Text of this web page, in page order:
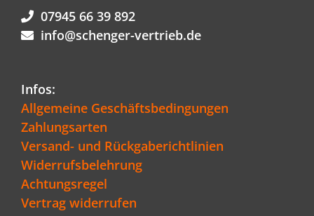
07945 66 39 892
info@schenger-vertrieb.de
Infos:
Allgemeine Geschäftsbedingungen
Zahlungsarten
Versand- und Rückgaberichtlinien
Widerrufsbelehrung
Achtungsregel
Vertrag widerrufen